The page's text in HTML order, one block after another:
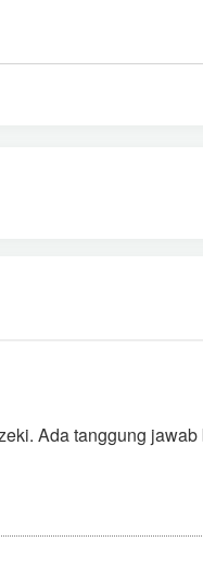
Ada tanggung